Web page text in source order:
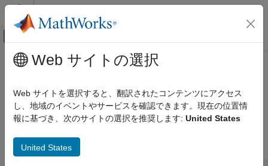
コンテンツへスキップ
オフキャンバス ナビゲーション メ
ドキュメンテーションのホーム
Parallel Computing Toolbox
GPU コンピューティング
メインコンテンツ
mxGPUCreateMxArrayOnCPU (C)
GPU からのデータを内容とする CPU データを MATLAB に返す
ための mxArray を作成する
C 構文
Web サイトの選択
Web サイトを選択すると、翻訳されたコンテンツにアクセス
し、地域のイベントやサービスを確認できます。現在の位置情
報に基づき、次のサイトの選択を推奨します: United States
United States